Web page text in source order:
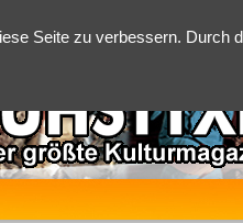
Seite zu verbessern.